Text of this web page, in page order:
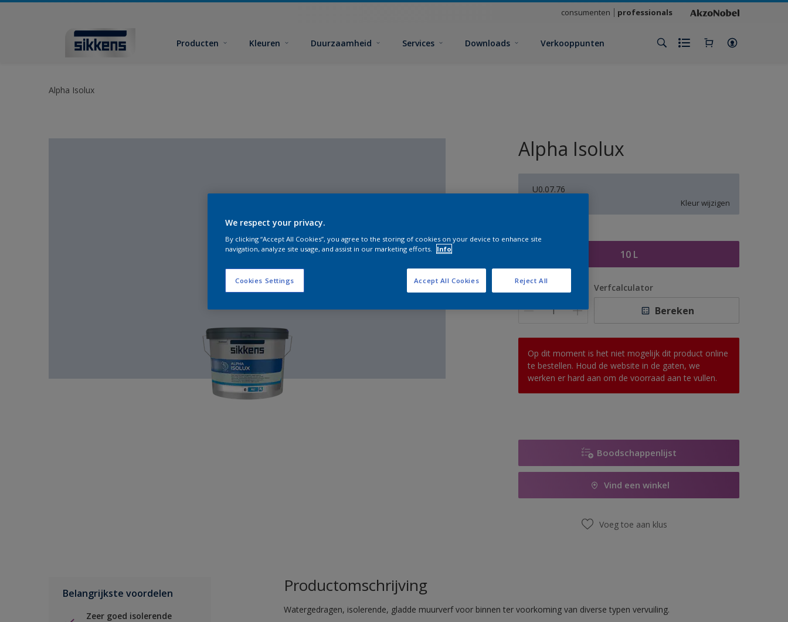
consumenten professionals
Producten Kleuren Duurzaamheid Services Downloads Verkooppunten
Alpha Isolux
Alpha Isolux
U0.07.76
Kleur wijzigen
Grootte
10 L
Aantal Verfcalculator
Bereken
Op dit moment is het niet mogelijk dit product online
te bestellen. Houd de website in de gaten, we
werken er hard aan om de voorraad aan te vullen.
Boodschappenlijst
Vind een winkel
Voeg toe aan klus
Belangrijkste voordelen
Zeer goed isolerende
Productomschrijving
Watergedragen, isolerende, gladde muurverf voor binnen ter voorkoming van diverse typen vervuiling.
We respect your privacy.
By clicking “Accept All Cookies”, you agree to the storing of cookies on your device to enhance site
navigation, analyze site usage, and assist in our marketing efforts.
Info
Cookies Settings Reject All
Accept All Cookies